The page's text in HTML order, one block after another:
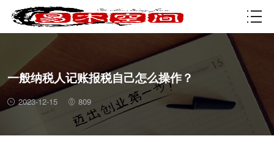
资质许可
一般纳税人记账报税自己怎么操作？
2023-12-15 809